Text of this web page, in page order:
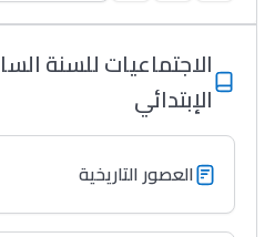
الاجتماعيات للسنة
الإبتدائي
العصور التاريخية